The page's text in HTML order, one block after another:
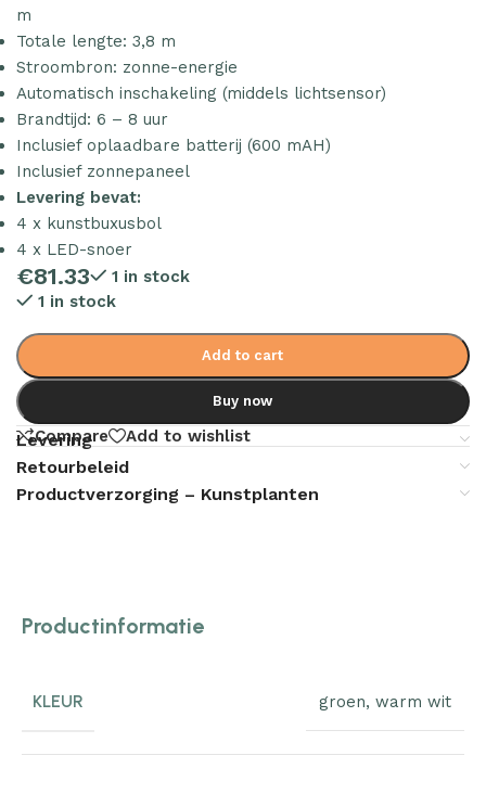
m
Totale lengte: 3,8 m
Stroombron: zonne-energie
Automatisch inschakeling (middels lichtsensor)
Brandtijd: 6 – 8 uur
Inclusief oplaadbare batterij (600 mAH)
Inclusief zonnepaneel
Levering bevat:
4 x kunstbuxusbol
4 x LED-snoer
€81.33
1 in stock
1 in stock
Add to cart
Buy now
Compare Add to wishlist
Levering
Retourbeleid
Productverzorging – Kunstplanten
Productinformatie
KLEUR groen, warm wit